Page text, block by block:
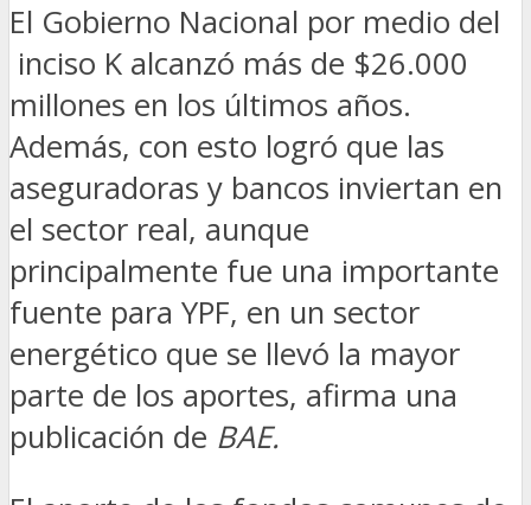
El Gobierno Nacional por medio del
inciso K alcanzó más de $26.000
millones en los últimos años.
Además, con esto logró que las
aseguradoras y bancos inviertan en
el sector real, aunque
principalmente fue una importante
fuente para YPF, en un sector
energético que se llevó la mayor
parte de los aportes, afirma una
publicación de BAE.